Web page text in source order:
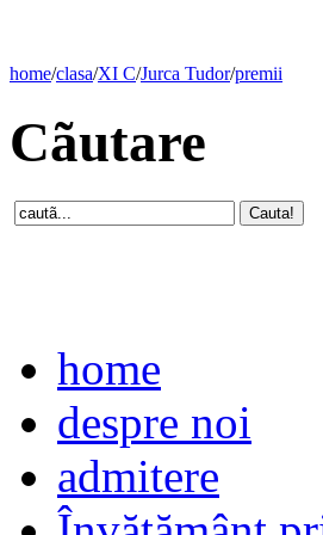
home/clasa/XI C/Jurca Tudor/premii
Cãutare
home
despre noi
admitere